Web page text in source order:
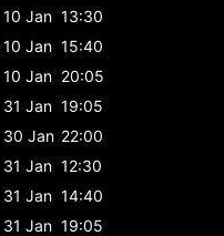
10 Jan 13:30
10 Jan 15:40
10 Jan 20:05
31 Jan 19:05
30 Jan 22:00
31 Jan 12:30
31 Jan 14:40
31 Jan 19:05